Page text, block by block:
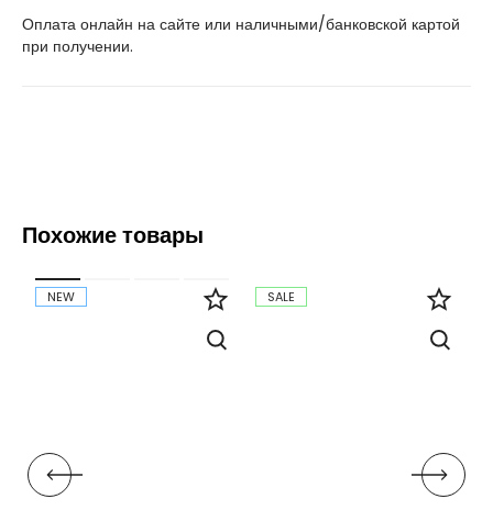
Оплата онлайн на сайте или наличными/банковской картой
при получении.
Похожие товары
NEW SALE